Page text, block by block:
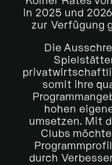
in 2025 und
zur Verfügung
Die
somit ihre
hohen
umsetzen. Mit
Clubs
durch